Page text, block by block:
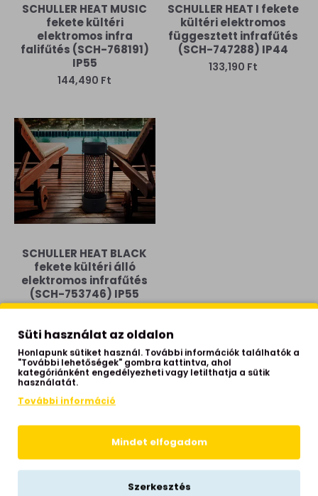
SCHULLER HEAT MUSIC
fekete kültéri
elektromos infra
falifűtés (SCH-768191)
IP55
144,490 Ft
SCHULLER HEAT I fekete
kültéri elektromos
függesztett infrafűtés
(SCH-747288) IP44
133,190 Ft
SCHULLER HEAT BLACK
fekete kültéri álló
elektromos infrafűtés
(SCH-753746) IP55
118,990 Ft
Tételek: 1 - 5 / 5 (1 oldal)
MEGTEKINTETT TERMÉKEK
Süti használat az oldalon
Honlapunk sütiket használ. További információk találhatók a
"További lehetőségek" gombra kattintva, ahol
kategóriánként engedélyezheti vagy letilthatja a sütik
használatát.
További információ
Mindet elfogadom
Szerkesztés